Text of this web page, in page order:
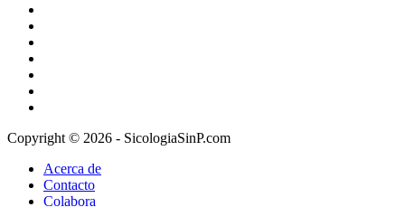
Copyright © 2026 - SicologiaSinP.com
Acerca de
Contacto
Colabora